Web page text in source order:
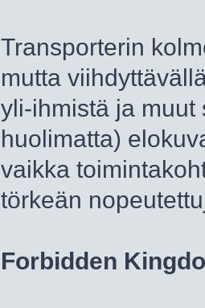
Transporterin
mutta
yli-ihmistä ja muut
huolimatta)
vaikka
törkeän
Forbidden